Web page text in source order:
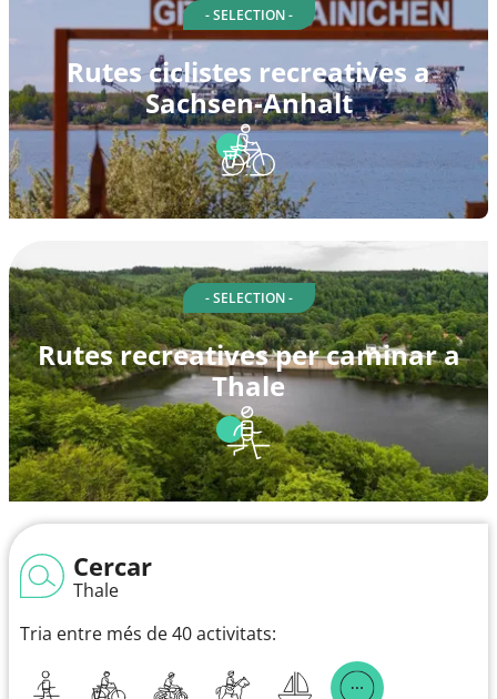
- SELECTION -
Rutes ciclistes recreatives a
Sachsen-Anhalt
- SELECTION -
Rutes recreatives per caminar a
Thale
Cercar
Thale
Tria entre més de 40 activitats: